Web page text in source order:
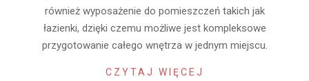
również wyposażenie do pomieszczeń takich jak
łazienki, dzięki czemu możliwe jest kompleksowe
przygotowanie całego wnętrza w jednym miejscu.
CZYTAJ WIĘCEJ